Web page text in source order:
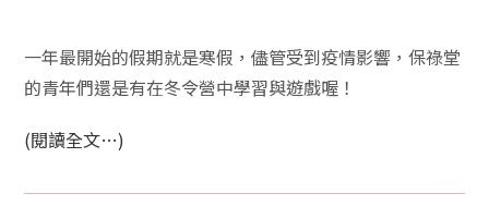
一年最開始的假期就是寒假，儘管受到疫情影響，保祿堂
的青年們還是有在冬令營中學習與遊戲喔！
(閱讀全文…)